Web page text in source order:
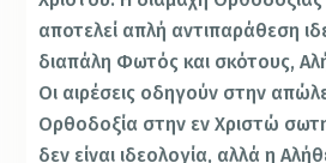
αποτελεί απλή αντιπαράθεση
διαπάλη Φωτός και σκότους,
Οι αιρέσεις οδηγούν στην
Ορθοδοξία στην εν Χριστώ
δεν είναι ιδεολογία, αλλά η